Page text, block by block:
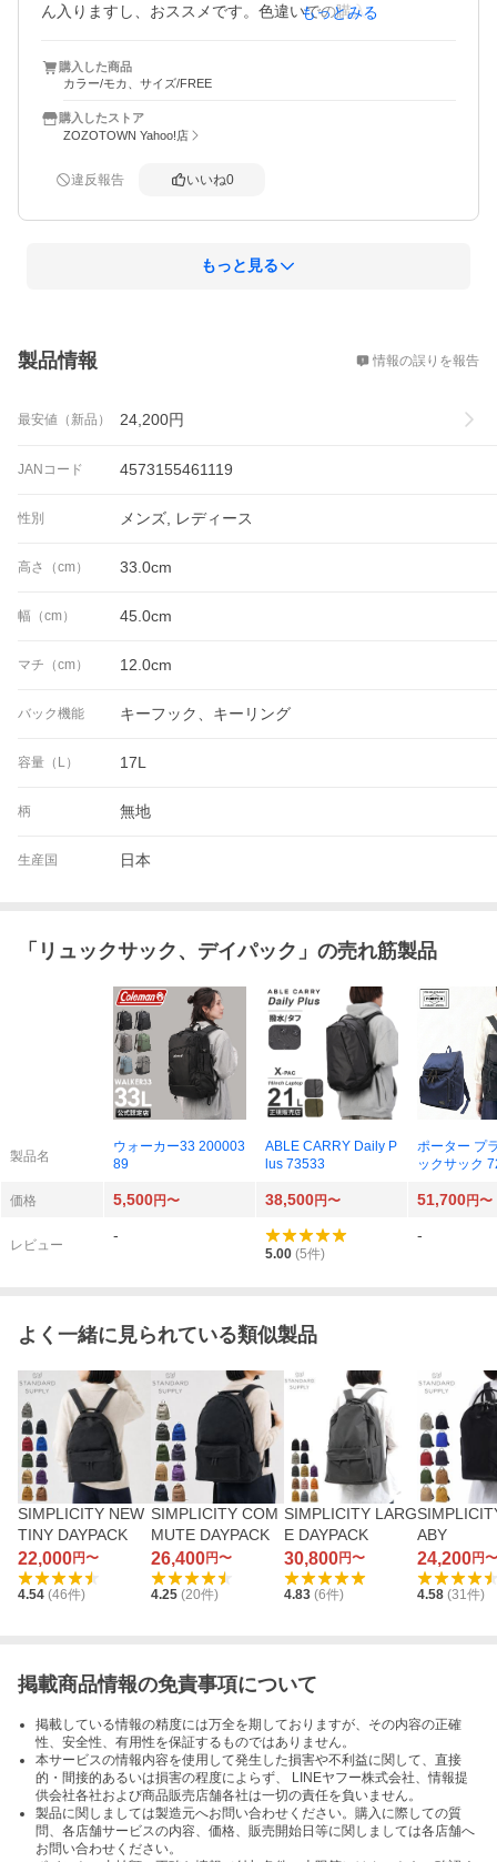
ん入りますし、おススメです。色違いでの購入も検討して
もっとみる
購入した商品
カラー/モカ、サイズ/FREE
購入したストア
ZOZOTOWN Yahoo!店
違反報告 いいね0
もっと見る
製品情報 情報の誤りを報告
最安値（新品） 24,200円
JANコード 4573155461119
性別 メンズ, レディース
高さ（cm） 33.0cm
幅（cm） 45.0cm
マチ（cm） 12.0cm
バック機能 キーフック、キーリング
容量（L） 17L
柄 無地
生産国 日本
「 リュックサック、デイパック 」の売れ筋製品
製品名
ウォーカー33 200003
89
ABLE CARRY Daily P
lus 73533
ポーター プ
ックサック
価格
5,500円〜 38,500円〜 51,700円〜
レビュー
-
5.00 (5件)
-
よく一緒に見られている類似製品
SIMPLICITY NEW
TINY DAYPACK
22,000円〜
4.54 (46件)
SIMPLICITY COM
MUTE DAYPACK
26,400円〜
4.25 (20件)
SIMPLICITY LARG
E DAYPACK
30,800円〜
4.83 (6件)
ABY
24,200円〜
4.58 (31 件)
掲載商品情報の免責事項について
掲載している情報の精度には万全を期しておりますが、その内容の正確
性、安全性、有用性を保証するものではありません。
本サービスの情報内容を使用して発生した損害や不利益に関して、直接
的・間接的あるいは損害の程度によらず、 LINEヤフー株式会社、情報提
供会社各社および商品販売店舗各社は一切の責任を負いません。
製品に関しましては製造元へお問い合わせください。購入に際しての質
問、各店舗サービスの内容、価格、販売開始日等に関しましては各店舗へ
お問い合わせください。